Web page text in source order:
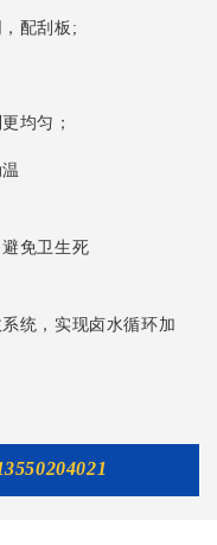
配刮板;
变频可调；
卤制更均匀；
免卫生死
统，实现卤水循环加